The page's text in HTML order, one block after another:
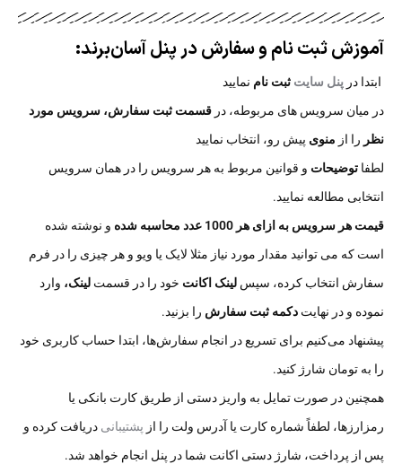
آموزش ثبت نام و سفارش در پنل آسان‌برند:​
ابتدا در پنل سایت ثبت نام نمایید
در میان سرویس های مربوطه، در قسمت ثبت سفارش، سرویس مورد
نظر را از منوی پیش رو، انتخاب نمایید
لطفا توضیحات و قوانین مربوط به هر سرویس را در همان سرویس
انتخابی مطالعه نمایید.
قیمت هر سرویس به ازای هر 1000 عدد محاسبه شده
و نوشته شده
است که می توانید مقدار مورد نیاز مثلا لایک یا ویو و هر چیزی را در فرم
سفارش انتخاب کرده، سپس لینک اکانت خود را در قسمت لینک، وارد
نموده و در نهایت دکمه ثبت سفارش را بزنید.
پیشنهاد می‌کنیم برای تسریع در انجام سفارش‌ها، ابتدا حساب کاربری خود
را به تومان شارژ کنید.
همچنین در صورت تمایل به واریز دستی از طریق کارت بانکی یا
رمزارزها، لطفاً شماره کارت یا آدرس ولت را از پشتیبانی دریافت کرده و
پس از پرداخت، شارژ دستی اکانت شما در پنل انجام خواهد شد.